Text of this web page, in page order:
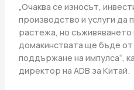
„Очаква се износът,
производство и услуги
растежа, но
домакинствата ще бъде
поддържане на импулса“,
директор на ADB за Китай.